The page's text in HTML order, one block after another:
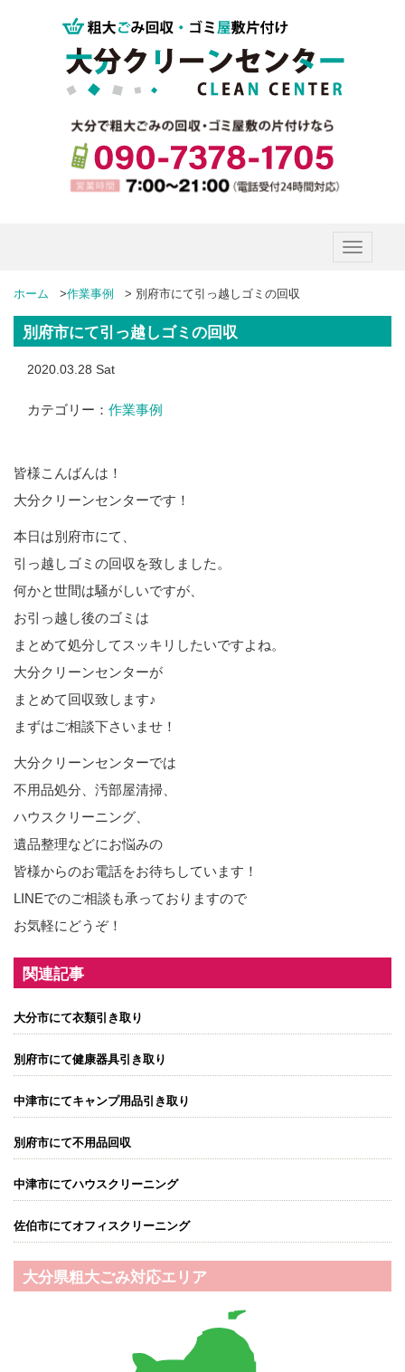
Toggle
ホーム >作業事例 > 別府市にて引っ越しゴミの回収
別府市にて引っ越しゴミの回収
2020.03.28 Sat
カテゴリー： 作業事例
皆様こんばんは！
大分クリーンセンターです！
本日は別府市にて、
引っ越しゴミの回収を致しました。
何かと世間は騒がしいですが、
お引っ越し後のゴミは
まとめて処分してスッキリしたいですよね。
大分クリーンセンターが
まとめて回収致します♪
まずはご相談下さいませ！
大分クリーンセンターでは
不用品処分、汚部屋清掃、
ハウスクリーニング、
遺品整理などにお悩みの
皆様からのお電話をお待ちしています！
LINEでのご相談も承っておりますので
お気軽にどうぞ！
関連記事
大分市にて衣類引き取り
別府市にて健康器具引き取り
中津市にてキャンプ用品引き取り
別府市にて不用品回収
中津市にてハウスクリーニング
佐伯市にてオフィスクリーニング
大分県粗大ごみ対応エリア